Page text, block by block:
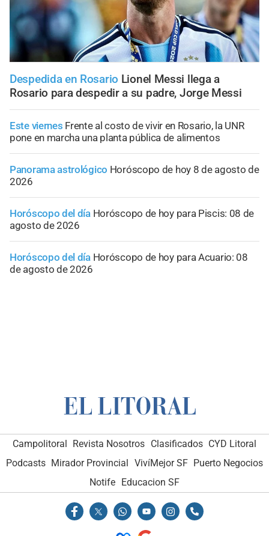
Despedida en Rosario Lionel Messi llega a
Rosario para despedir a su padre, Jorge Messi
Este viernes Frente al costo de vivir en Rosario, la UNR
pone en marcha una planta pública de alimentos
Panorama astrológico Horóscopo de hoy 8 de agosto de
2026
Horóscopo del día Horóscopo de hoy para Piscis: 08 de
agosto de 2026
Horóscopo del día Horóscopo de hoy para Acuario: 08
de agosto de 2026
Campolitoral Revista Nosotros Clasificados CYD Litoral
Podcasts Mirador Provincial VivíMejor SF Puerto Negocios
Notife Educacion SF